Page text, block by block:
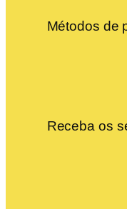
Métodos de
Receba os